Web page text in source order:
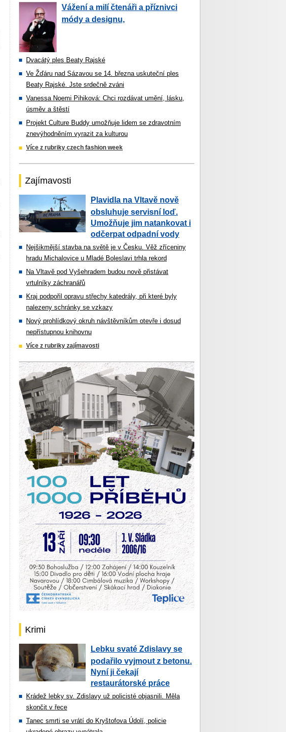
Vážení a milí čtenáři a příznivci
módy a designu,
Dvacátý ples Beaty Rajské
Ve Žďáru nad Sázavou se 14. března uskuteční ples
Beaty Rajské. Jste srdečně zváni
Vanessa Noemi Pihiková: Chci rozdávat umění, lásku,
úsměv a štěstí
Projekt Culture Buddy umožňuje lidem se zdravotním
znevýhodněním vyrazit za kulturou
Více z rubriky czech fashion week
Zajímavosti
Plavidla na Vltavě nově
obsluhuje servisní loď.
Umožňuje jim natankovat i
odčerpat odpadní vody
Nejšikmější stavba na světě je v Česku. Věž zříceniny
hradu Michalovice u Mladé Boleslavi trhla rekord
Na Vltavě pod Vyšehradem budou nově přistávat
vrtulníky záchranářů
Kraj podpořil opravu střechy katedrály, při které byly
nalezeny schránky se vzkazy
Nový prohlídkový okruh návštěvníkům otevře i dosud
nepřístupnou knihovnu
Více z rubriky zajímavosti
Krimi
Lebku svaté Zdislavy se
podařilo vyjmout z betonu.
Nyní ji čekají
restaurátorské práce
Krádež lebky sv. Zdislavy už policisté objasnili. Měla
skončit v řece
Tanec smrti se vrátí do Kryštofova Údolí, policie